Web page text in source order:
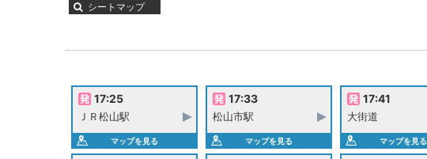
シートマップ
17:25
ＪＲ松山駅
マップを見る
17:33
松山市駅
マップを見る
17:41
大街道
マップを見る